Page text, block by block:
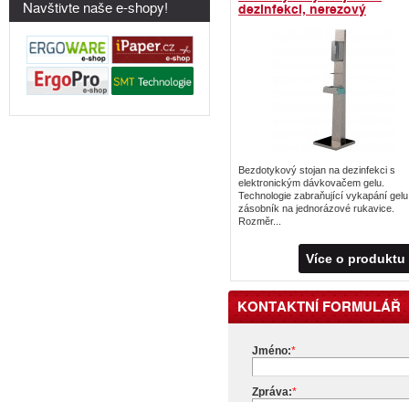
dezinfekci, nerezový
Bezdotykový stojan na dezinfekci s
elektronickým dávkovačem gelu.
Technologie zabraňující vykapání
zásobník na jednorázové rukavice.
Rozměr...
Více o produktu
KONTAKTNÍ FORMULÁŘ
Jméno:*
Zpráva:*
Navštivte naše e-shopy!